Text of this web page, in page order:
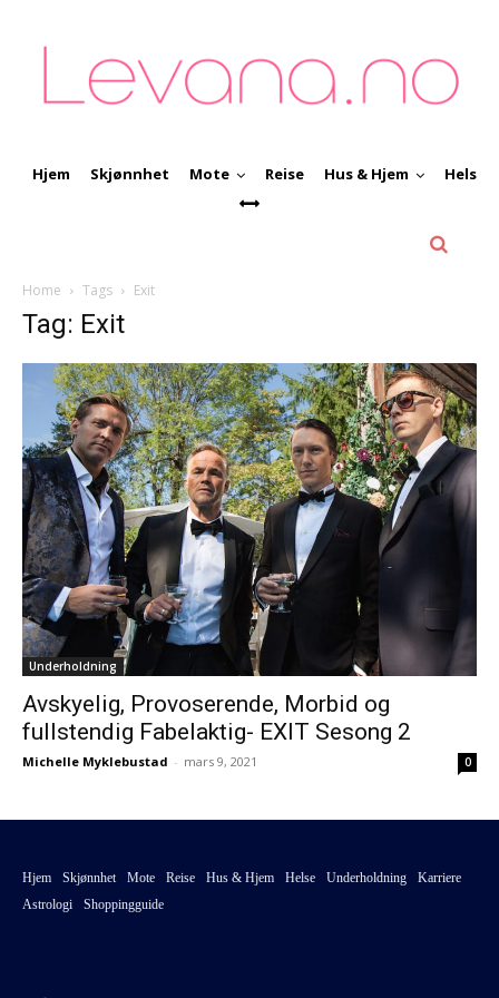
Hjem Skjønnhet Mote Reise Hus & Hjem Helse
Home Tags Exit
Tag: Exit
Underholdning
Avskyelig, Provoserende, Morbid og
fullstendig Fabelaktig- EXIT Sesong 2
Michelle Myklebustad - mars 9, 2021 0
Hjem Skjønnhet Mote Reise Hus & Hjem Helse Underholdning
Karriere
Astrologi
Shoppingguide